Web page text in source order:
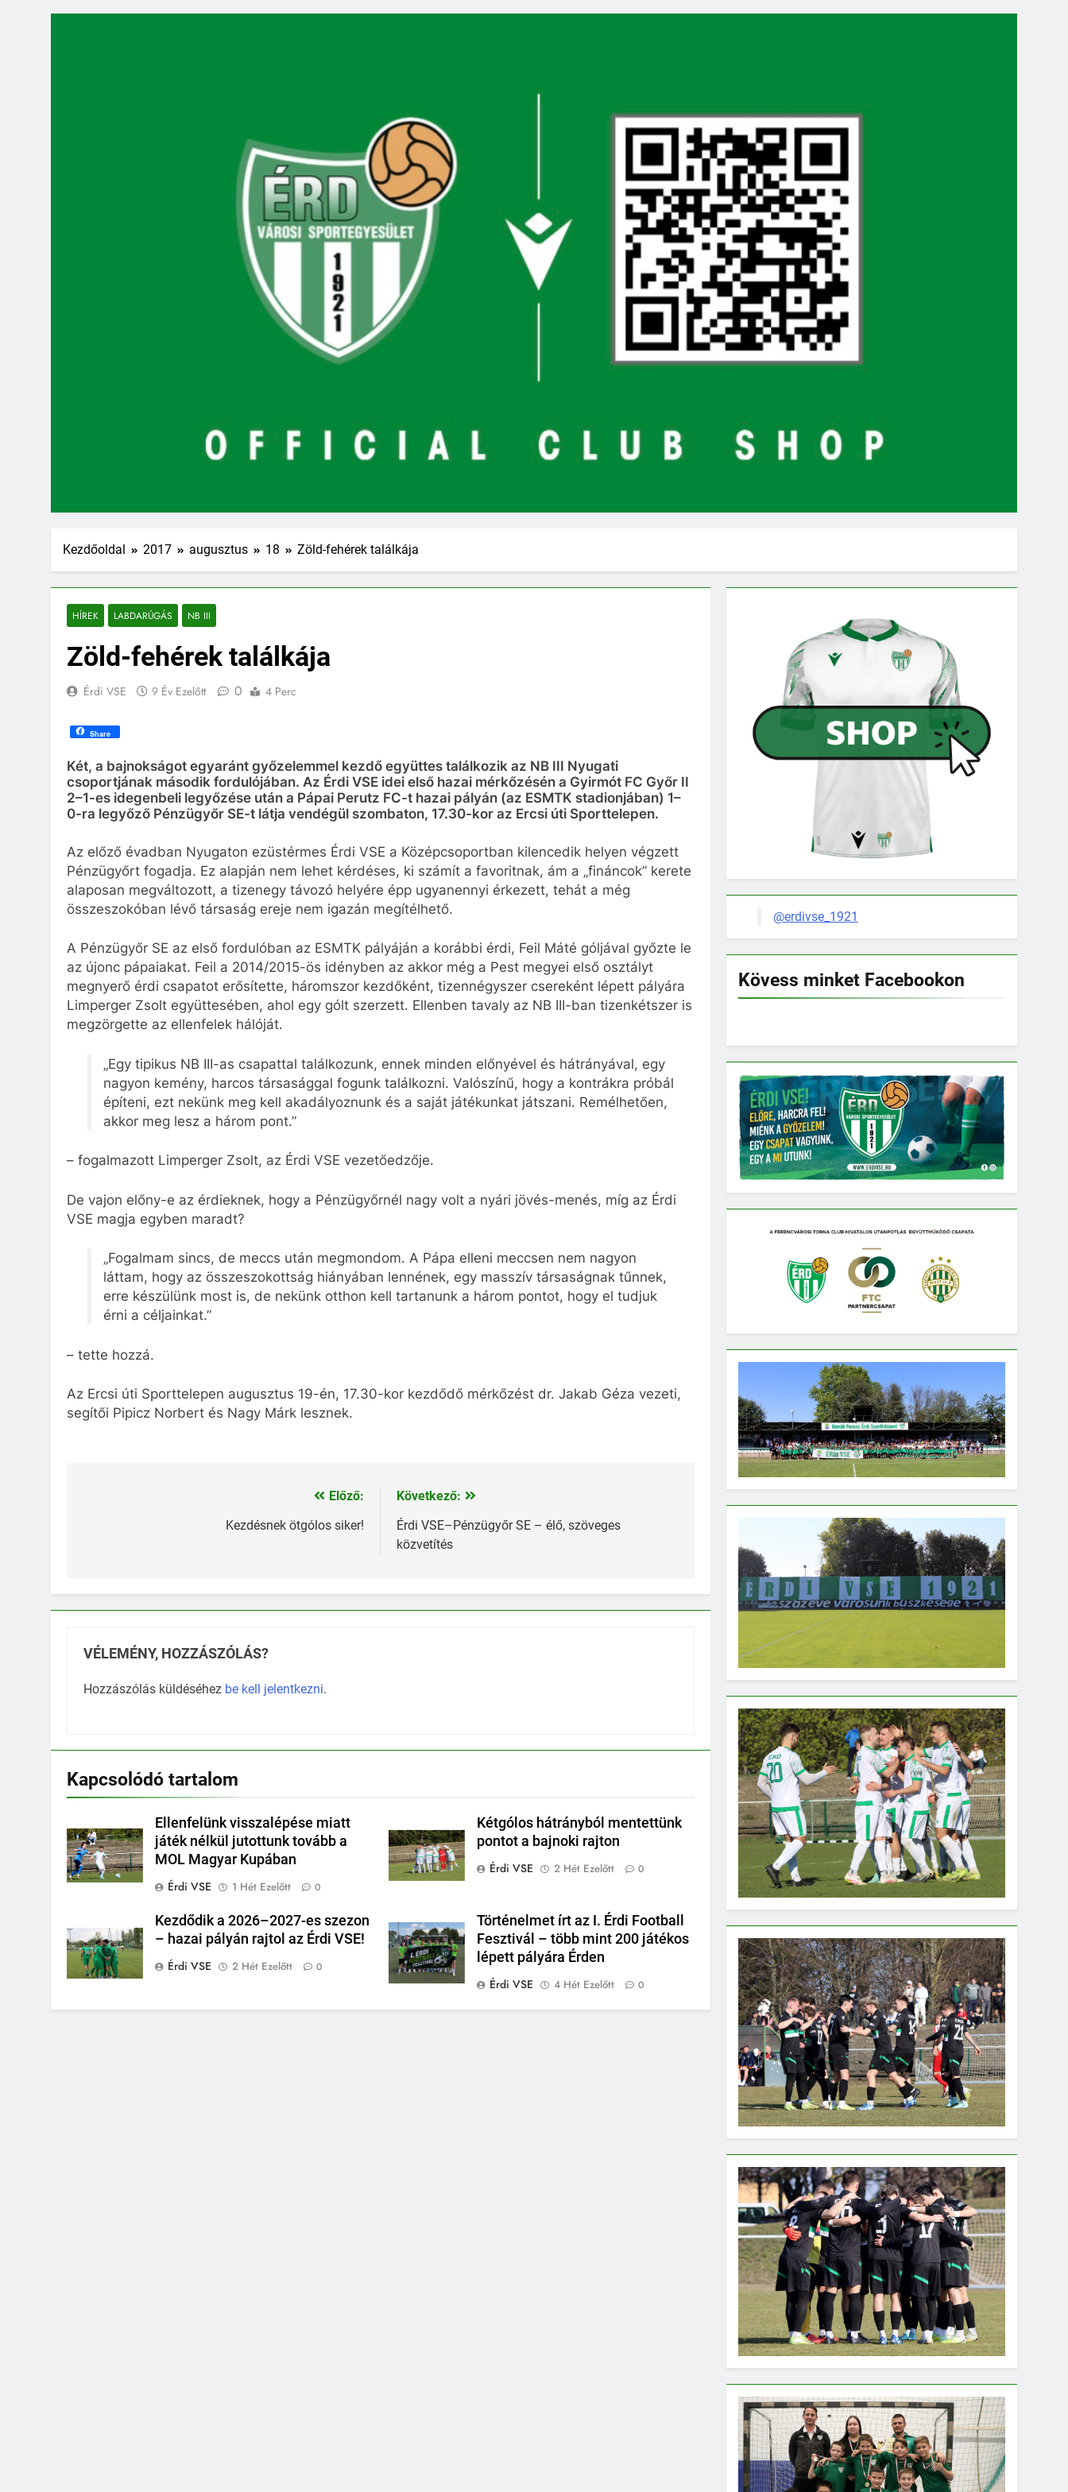
Kezdőoldal 2017 augusztus 18 Zöld-fehérek találkája
HÍREK LABDARÚGÁS NB III
Zöld-fehérek találkája
Érdi VSE 9 Év Ezelőtt 0 4 Perc
Share
Két, a bajnokságot egyaránt győzelemmel kezdő együttes találkozik az NB III Nyugati
csoportjának második fordulójában. Az Érdi VSE idei első hazai mérkőzésén a Gyirmót FC Győr II
2–1-es idegenbeli legyőzése után a Pápai Perutz FC-t hazai pályán (az ESMTK stadionjában) 1–
0-ra legyőző Pénzügyőr SE-t látja vendégül szombaton, 17.30-kor az Ercsi úti Sporttelepen.
Az előző évadban Nyugaton ezüstérmes Érdi VSE a Középcsoportban kilencedik helyen végzett
Pénzügyőrt fogadja. Ez alapján nem lehet kérdéses, ki számít a favoritnak, ám a „fináncok” kerete
alaposan megváltozott, a tizenegy távozó helyére épp ugyanennyi érkezett, tehát a még
összeszokóban lévő társaság ereje nem igazán megítélhető.
A Pénzügyőr SE az első fordulóban az ESMTK pályáján a korábbi érdi, Feil Máté góljával győzte le
az újonc pápaiakat. Feil a 2014/2015-ös idényben az akkor még a Pest megyei első osztályt
megnyerő érdi csapatot erősítette, háromszor kezdőként, tizennégyszer csereként lépett pályára
Limperger Zsolt együttesében, ahol egy gólt szerzett. Ellenben tavaly az NB III-ban tizenkétszer is
megzörgette az ellenfelek hálóját.
„Egy tipikus NB III-as csapattal találkozunk, ennek minden előnyével és hátrányával, egy
nagyon kemény, harcos társasággal fogunk találkozni. Valószínű, hogy a kontrákra próbál
építeni, ezt nekünk meg kell akadályoznunk és a saját játékunkat játszani. Remélhetően,
akkor meg lesz a három pont.”
– fogalmazott Limperger Zsolt, az Érdi VSE vezetőedzője.
De vajon előny-e az érdieknek, hogy a Pénzügyőrnél nagy volt a nyári jövés-menés, míg az Érdi
VSE magja egyben maradt?
„Fogalmam sincs, de meccs után megmondom. A Pápa elleni meccsen nem nagyon
láttam, hogy az összeszokottság hiányában lennének, egy masszív társaságnak tűnnek,
erre készülünk most is, de nekünk otthon kell tartanunk a három pontot, hogy el tudjuk
érni a céljainkat.”
– tette hozzá.
Az Ercsi úti Sporttelepen augusztus 19-én, 17.30-kor kezdődő mérkőzést dr. Jakab Géza vezeti,
segítői Pipicz Norbert és Nagy Márk lesznek.
Előző:
Kezdésnek ötgólos siker!
Következő:
Érdi VSE–Pénzügyőr SE – élő, szöveges
közvetítés
VÉLEMÉNY, HOZZÁSZÓLÁS?
Hozzászólás küldéséhez be kell jelentkezni.
Kapcsolódó tartalom
Ellenfelünk visszalépése miatt
játék nélkül jutottunk tovább a
MOL Magyar Kupában
Érdi VSE
1 Hét Ezelőtt 0
Kétgólos hátrányból mentettünk
pontot a bajnoki rajton
Érdi VSE
2 Hét Ezelőtt 0
Kezdődik a 2026–2027-es szezon
– hazai pályán rajtol az Érdi VSE!
Érdi VSE
2 Hét Ezelőtt 0
Történelmet írt az I. Érdi Football
Fesztivál – több mint 200 játékos
lépett pályára Érden
Érdi VSE
4 Hét Ezelőtt 0
@erdivse_1921
Kövess minket Facebookon